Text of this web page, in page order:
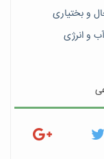
و انرژی